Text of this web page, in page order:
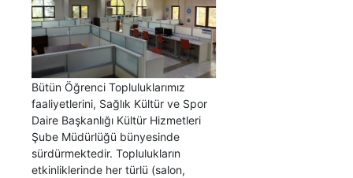
Bütün Öğrenci Topluluklarımız
faaliyetlerini, Sağlık Kültür ve Spor
Daire Başkanlığı Kültür Hizmetleri
Şube Müdürlüğü bünyesinde
sürdürmektedir. Toplulukların
etkinliklerinde her türlü (salon,